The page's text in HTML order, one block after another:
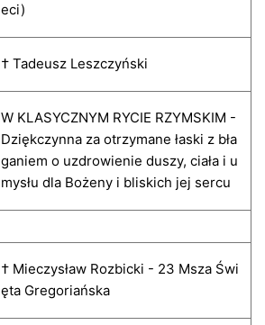
eci)
† Tadeusz Leszczyński
W KLASYCZNYM RYCIE RZYMSKIM -
Dziękczynna za otrzymane łaski z bła
ganiem o uzdrowienie duszy, ciała i u
mysłu dla Bożeny i bliskich jej sercu
† Mieczysław Rozbicki - 23 Msza Świ
ęta Gregoriańska